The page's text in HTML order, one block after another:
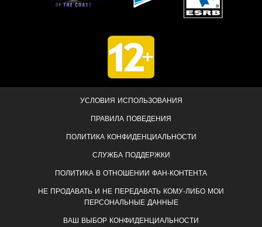
УСЛОВИЯ ИСПОЛЬЗОВАНИЯ
ПРАВИЛА ПОВЕДЕНИЯ
ПОЛИТИКА КОНФИДЕНЦИАЛЬНОСТИ
СЛУЖБА ПОДДЕРЖКИ
ПОЛИТИКА В ОТНОШЕНИИ ФАН-КОНТЕНТА
НЕ ПРОДАВАТЬ И НЕ ПЕРЕДАВАТЬ КОМУ-ЛИБО МОИ
ПЕРСОНАЛЬНЫЕ ДАННЫЕ
ВАШ ВЫБОР КОНФИДЕНЦИАЛЬНОСТИ